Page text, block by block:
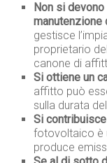
Non si
manutenzione
gestisce
proprietario
canone di
Si ottiene un
affitto può
sulla durata
Si
fotovoltaico è
produce